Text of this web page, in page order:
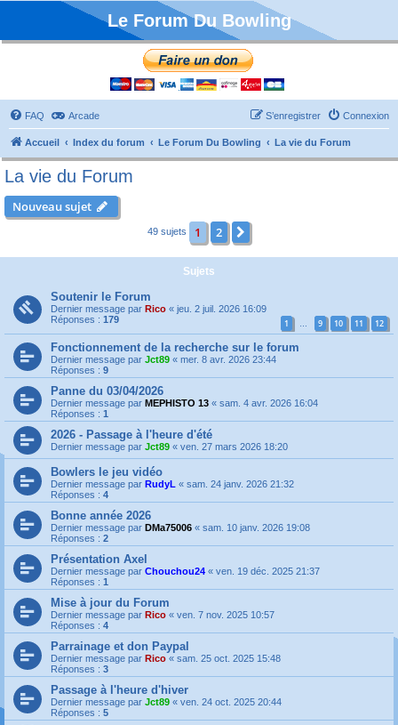
Le Forum Du Bowling
FAQ Arcade Connexion
S’enregistrer
Accueil Index du forum Le Forum Du Bowling La vie du Forum
La vie du Forum
Nouveau sujet
49 sujets 1 2
Sujets
Soutenir le Forum
Dernier message par Rico « jeu. 2 juil. 2026 16:09
Réponses : 179 1 … 9 10 11 12
Fonctionnement de la recherche sur le forum
Dernier message par Jct89 « mer. 8 avr. 2026 23:44
Réponses : 9
Panne du 03/04/2026
Dernier message par MEPHISTO 13 « sam. 4 avr. 2026 16:04
Réponses : 1
2026 - Passage à l'heure d'été
Dernier message par Jct89 « ven. 27 mars 2026 18:20
Bowlers le jeu vidéo
Dernier message par RudyL « sam. 24 janv. 2026 21:32
Réponses : 4
Bonne année 2026
Dernier message par DMa75006 « sam. 10 janv. 2026 19:08
Réponses : 2
Présentation Axel
Dernier message par Chouchou24 « ven. 19 déc. 2025 21:37
Réponses : 1
Mise à jour du Forum
Dernier message par Rico « ven. 7 nov. 2025 10:57
Réponses : 4
Parrainage et don Paypal
Dernier message par Rico « sam. 25 oct. 2025 15:48
Réponses : 3
Passage à l'heure d'hiver
Dernier message par Jct89 « ven. 24 oct. 2025 20:44
Réponses : 5